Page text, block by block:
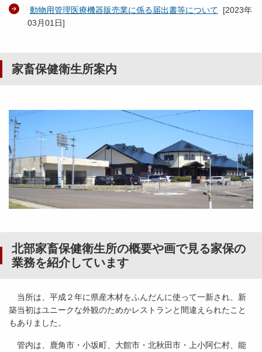
動物用管理医療機器販売業に係る届出書等について [2023年
03月01日]
家畜保健衛生所案内
北部家畜保健衛生所の概要や画で見る家保の
業務を紹介しています
当所は、平成２年に県産木材をふんだんに使って一新され、新
築当初はユニークな外観のためかレストランと間違えられたこと
もありました。
管内は、鹿角市・小坂町、大館市・北秋田市・上小阿仁村、能